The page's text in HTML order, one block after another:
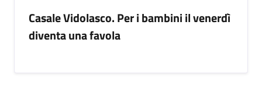
Casale Vidolasco. Per i bambini il venerdì
diventa una favola